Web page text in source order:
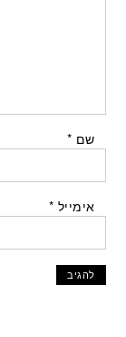
שם *
אימייל *